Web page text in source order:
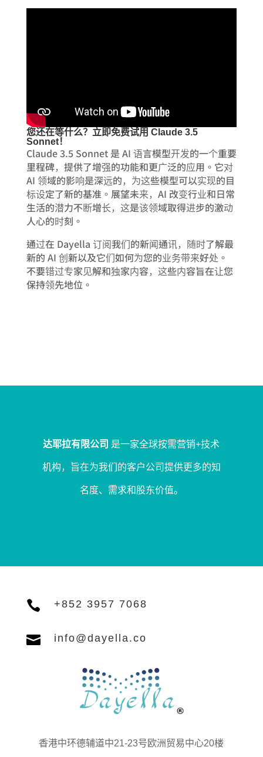
您还在等什么？立即免费试用 Claude 3.5
Sonnet！
Claude 3.5 Sonnet 是 AI 语言模型开发的一个重要
里程碑，提供了增强的功能和更广泛的应用。它对
AI 领域的影响是深远的，为这些模型可以实现的目
标设定了新的基准。展望未来，AI 改变行业和日常
生活的潜力不断增长，这是该领域取得进步的激动
人心的时刻。
通过在 Dayella 订阅我们的新闻通讯，随时了解最
新的 AI 创新以及它们如何为您的业务带来好处。
不要错过专家见解和独家内容，这些内容旨在让您
保持领先地位。
达耶拉有限公司 是一家全球按需营销+技术
机构，旨在为我们的客户公司提供更多的知
名度、需求和股东价值。
 +852 3957 7068
 info@dayella.co
香港中环德辅道中21-23号欧洲贸易中心20楼